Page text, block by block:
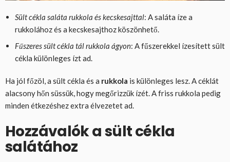
Sült cékla saláta rukkola és kecskesajttal: A saláta íze a
rukkolához és a kecskesajthoz köszönhető.
Fűszeres sült cékla tál rukkola ágyon: A fűszerekkel ízesített sült
cékla különleges ízt ad.
Ha jól főzöl, a sült cékla és a rukkola is különleges lesz. A céklát
alacsony hőn süssük, hogy megőrizzük ízét. A friss rukkola pedig
minden étkezéshez extra élvezetet ad.
Hozzávalók a sült cékla
salátához